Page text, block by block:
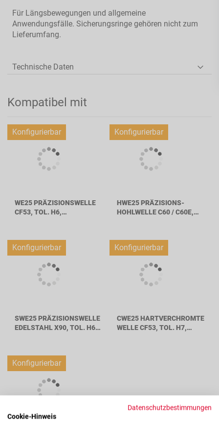
Für Längsbewegungen und allgemeine
Anwendungsfälle. Sicherungsringe gehören nicht zum
Lieferumfang.
Technische Daten
Kompatibel mit
Konfigurierbar
WE25 PRÄZISIONSWELLE
CF53, TOL. H6,
Konfigurierbar
HWE25 PRÄZISIONS-
HOHLWELLE C60 / C60E,
25MM
Konfigurierbar
SWE25 PRÄZISIONSWELLE
EDELSTAHL X90, TOL. H6,
Konfigurierbar
CWE25 HARTVERCHROMTE
WELLE CF53, TOL. H7,
Konfigurierbar
Datenschutzbestimmungen
Cookie-Hinweis